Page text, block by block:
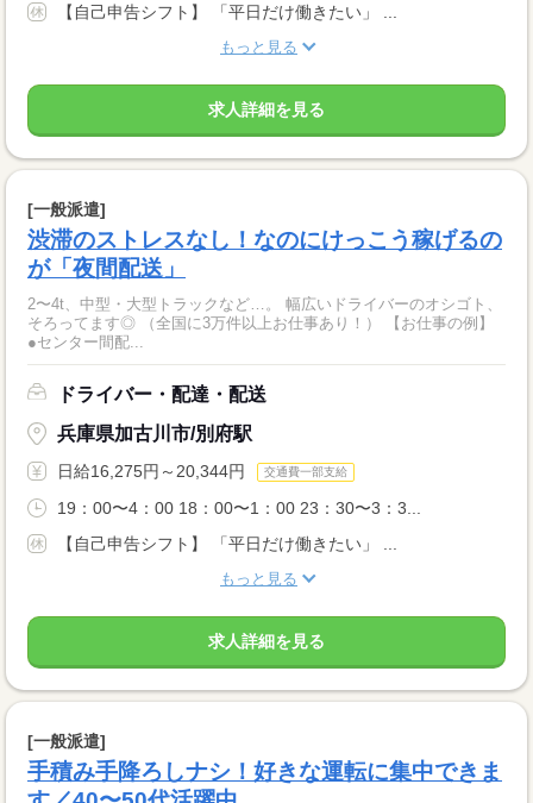
【自己申告シフト】 「平日だけ働きたい」 ...
もっと見る
求人詳細を見る
[一般派遣]
渋滞のストレスなし！なのにけっこう稼げるの
が「夜間配送」
2〜4t、中型・大型トラックなど…。 幅広いドライバーのオシゴト、
そろってます◎ （全国に3万件以上お仕事あり！） 【お仕事の例】
●センター間配...
ドライバー・配達・配送
兵庫県加古川市/別府駅
日給16,275円～20,344円 交通費一部支給
19：00〜4：00 18：00〜1：00 23：30〜3：3...
【自己申告シフト】 「平日だけ働きたい」 ...
もっと見る
求人詳細を見る
[一般派遣]
手積み手降ろしナシ！好きな運転に集中できま